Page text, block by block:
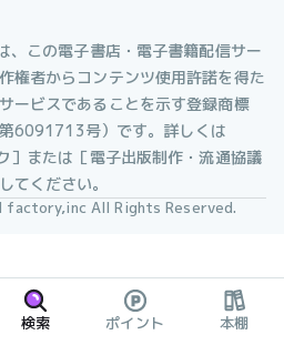
、この電子書店・電子書籍配信サー
権者からコンテンツ使用許諾を得た
ービスであることを示す登録商標
第6091713号）です。詳しくは
］または［電子出版制作・流通協議
てください。
factory,inc All Rights Reserved.
検索 ポイント 本棚